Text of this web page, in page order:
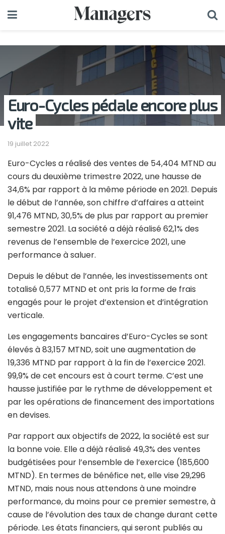
Euro-Cycles pédale encore plus
vite
19 juillet 2022
Euro-Cycles a réalisé des ventes de 54,404 MTND au
cours du deuxième trimestre 2022, une hausse de
34,6% par rapport à la même période en 2021. Depuis
le début de l’année, son chiffre d’affaires a atteint
91,476 MTND, 30,5% de plus par rapport au premier
semestre 2021. La société a déjà réalisé 62,1% des
revenus de l’ensemble de l’exercice 2021, une
performance à saluer.
Depuis le début de l’année, les investissements ont
totalisé 0,577 MTND et ont pris la forme de frais
engagés pour le projet d’extension et d’intégration
verticale.
Les engagements bancaires d’Euro-Cycles se sont
élevés à 83,157 MTND, soit une augmentation de
19,336 MTND par rapport à la fin de l’exercice 2021.
99,9% de cet encours est à court terme. C’est une
hausse justifiée par le rythme de développement et
par les opérations de financement des importations
en devises.
Par rapport aux objectifs de 2022, la société est sur
la bonne voie. Elle a déjà réalisé 49,3% des ventes
budgétisées pour l’ensemble de l’exercice (185,600
MTND). En termes de bénéfice net, elle vise 29,296
MTND, mais nous nous attendons à une moindre
performance, du moins pour ce premier semestre, à
cause de l’évolution des taux de change durant cette
période. Les états financiers, qui seront publiés au